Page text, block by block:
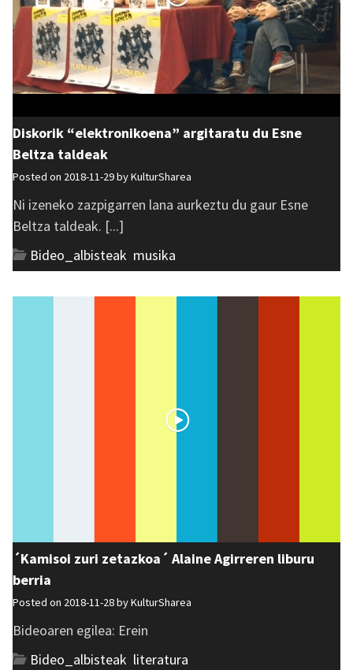
Diskorik “elektronikoena” argitaratu du Esne
Beltza taldeak
Posted on 2018-11-29 byKulturSharea
Ni izeneko zazpigarren lana aurkeztu du gaur Esne
Beltza taldeak. [...]
Bideo_albisteak musika
´Kamisoi zuri zetazkoa´ Alaine Agirreren liburu
berria
Posted on 2018-11-28 byKulturSharea
Bideoaren egilea: Erein
Bideo_albisteak literatura